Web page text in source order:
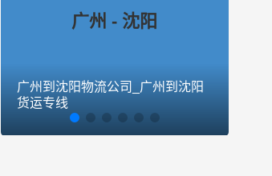
广州 - 沈阳
广州到沈阳物流公司_广州到沈阳
货运专线